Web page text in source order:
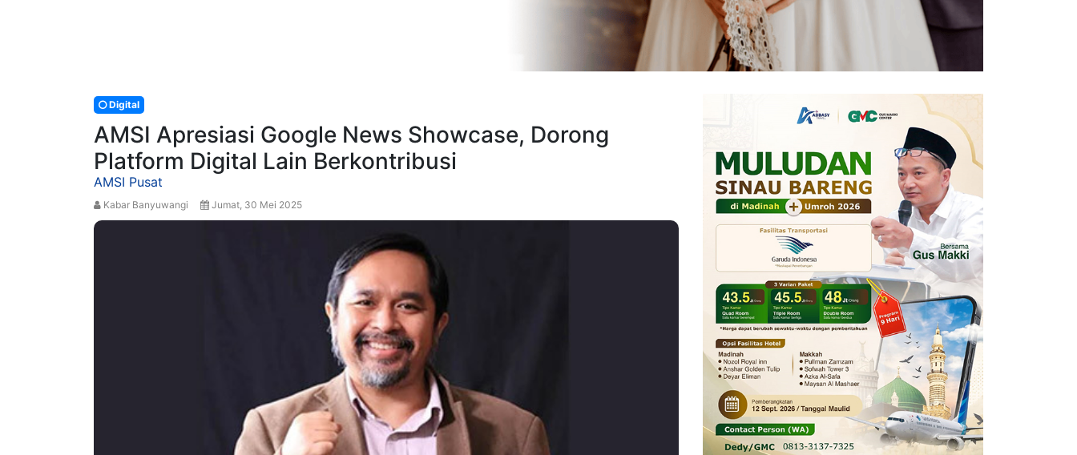
Digital
AMSI Apresiasi Google News Showcase, Dorong
Platform Digital Lain Berkontribusi
AMSI Pusat
Kabar Banyuwangi Jumat, 30 Mei 2025